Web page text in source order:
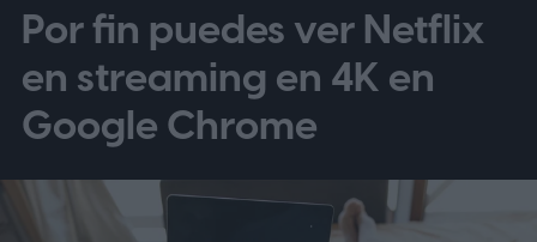
a más mercados. Disney y TikTok aún no
han revelado qué creadores tendrán
acceso primero ni exactamente qué
películas, series y personajes estarán
disponibles.
Por fin puedes ver Netflix
en streaming en 4K en
Google Chrome